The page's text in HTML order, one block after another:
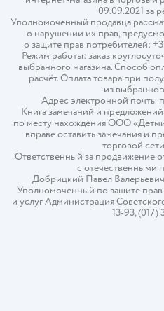
09.09.2021 за
Уполномоченный продавца
о нарушении их прав,
о защите прав потребителей:
Режим работы: заказ
выбранного магазина. Способ
расчёт. Оплата товара при
из
Адрес электронной почты
Книга замечаний и
по месту нахождения ООО
вправе оставить замечания и
торговой
Ответственный за продвижение
с отечественными
Добрицкий Павел Валерьевич
Уполномоченный по защите прав
и услуг Администрация
13-93, (017)